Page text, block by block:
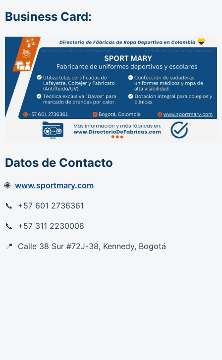
Business Card:
Datos de Contacto
www.sportmary.com
+57 601 2736361
+57 311 2230008
Calle 38 Sur #72J-38, Kennedy, Bogotá